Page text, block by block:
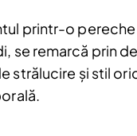
printr-o
se remarcă prin
strălucire și stil